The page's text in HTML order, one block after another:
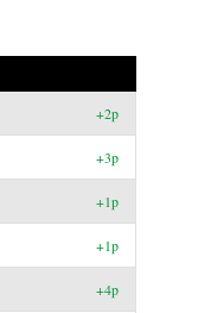
+2p
+3p
+1p
+1p
+4p